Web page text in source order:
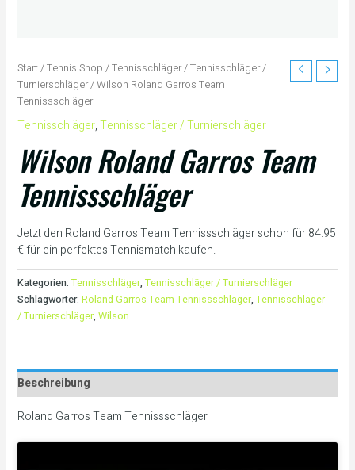
Start/Tennis Shop /Tennisschläger/Tennisschläger /
Turnierschläger/ Wilson Roland Garros Team
Tennissschläger
Tennisschläger,Tennisschläger / Turnierschläger
Wilson Roland Garros Team
Tennissschläger
Jetzt den Roland Garros Team Tennissschläger schon für 84.95
€ für ein perfektes Tennismatch kaufen.
Kategorien: Tennisschläger, Tennisschläger / Turnierschläger
Schlagwörter: Roland Garros Team Tennissschläger, Tennisschläger
/ Turnierschläger, Wilson
Beschreibung
Roland Garros Team Tennissschläger